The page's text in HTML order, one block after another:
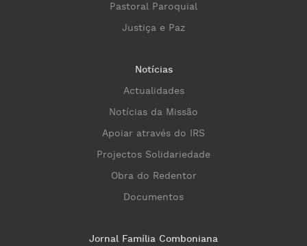
Pastoral Paroquial
Justiça e Paz
Notícias
Actualidades
Notícias da Missão
Apoiar através do IRS
Projectos Solidariedade
Obra do Redentor
Documentos
Jornal Família Comboniana